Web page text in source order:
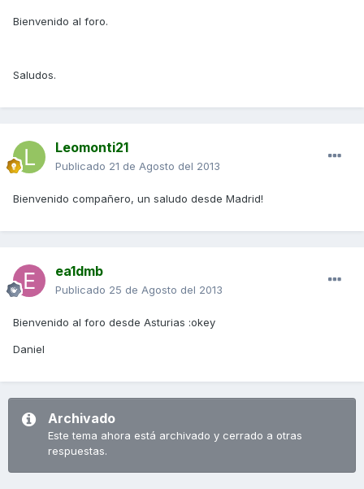
Bienvenido al foro.
Saludos.
Leomonti21
Publicado 21 de Agosto del 2013
Bienvenido compañero, un saludo desde Madrid!
ea1dmb
Publicado 25 de Agosto del 2013
Bienvenido al foro desde Asturias :okey
Daniel
Archivado
Este tema ahora está archivado y cerrado a otras
respuestas.